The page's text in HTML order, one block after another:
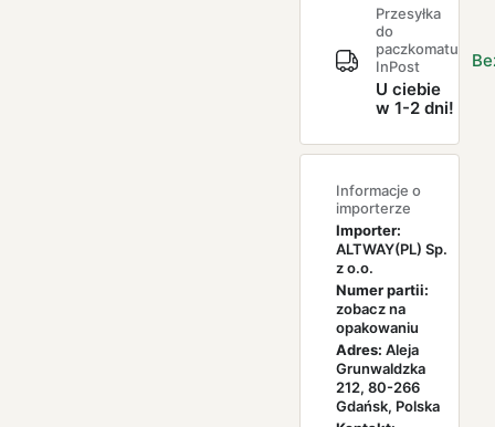
Przesyłka
do
paczkomatu
InPost
U ciebie
w 1-2 dni!
Informacje o
importerze
Importer:
ALTWAY(PL) Sp.
z o.o.
Numer partii:
zobacz na
opakowaniu
Adres: Aleja
Grunwaldzka
212, 80-266
Gdańsk, Polska